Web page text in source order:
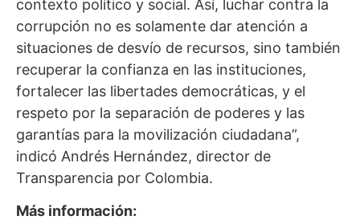
contexto político y social. Así, luchar contra la
corrupción no es solamente dar atención a
situaciones de desvío de recursos, sino también
recuperar la confianza en las instituciones,
fortalecer las libertades democráticas, y el
respeto por la separación de poderes y las
garantías para la movilización ciudadana”,
indicó Andrés Hernández, director de
Transparencia por Colombia.
Más información: